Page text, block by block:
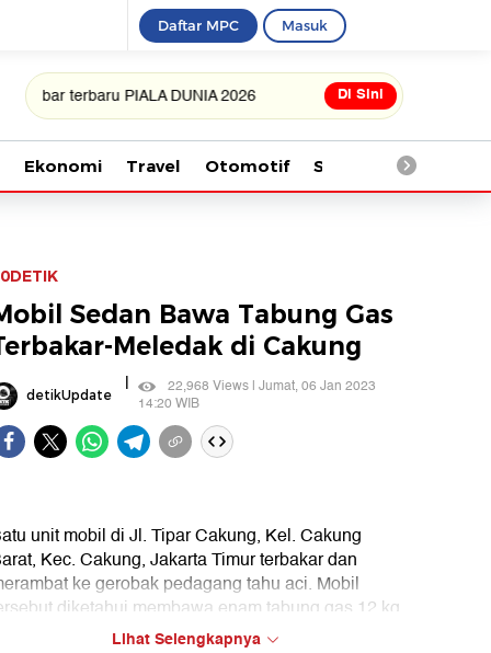
Daftar MPC Masuk
PIALA DUNIA 2026 Di Sini
Ekonomi Travel Otomotif Saintek
Sedan Bawa Tabung Gas
Meledak di Cakung
detikUpdate |
22,968 Views | Jumat, 06 Jan 2023
14:20 WIB
unit mobil di Jl. Tipar Cakung, Kel. Cakung
Kec. Cakung, Jakarta Timur terbakar dan
ke gerobak pedagang tahu aci. Mobil
diketahui membawa enam tabung gas 12 kg
dan lima tabung 3 kgLihat Selengkapnya